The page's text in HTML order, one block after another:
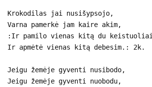
Krokodilas jai nusišypsojo,
Varna pamerkė jam kaire akim,
:Ir pamilo vienas kitą du keistuoliai
Ir apmėtė vienas kitą debesim.: 2k.
Jeigu žemėje gyventi nusibodo,
Jeigu žemėje gyventi nuobodu,